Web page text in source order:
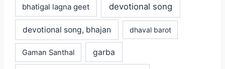
bhatigal lagna geet devotional song
devotional song, bhajan dhaval barot
Gaman Santhal garba